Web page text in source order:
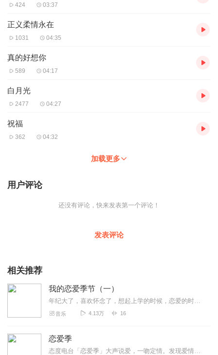
424 03:37
正义柔情永在
1031 04:35
真的好想你
589 04:17
白月光
2477 04:27
祝福
362 04:32
加载更多
用户评论
还没有评论，快来发表第一个评论！
发表评论
相关推荐
我的恋爱季节（一）
年纪大了，喜欢怀念了，想起上学的时候，恋爱的时候，耳边总是想起这些歌，带着深深的岁月痕迹的歌！
音乐 4.13万 16
恋爱季
态度电台「恋爱季」大声说爱，一吻定情。发现爱情最初的美好。2019年情人节，纯爱电影《一吻定情》甜蜜来袭。